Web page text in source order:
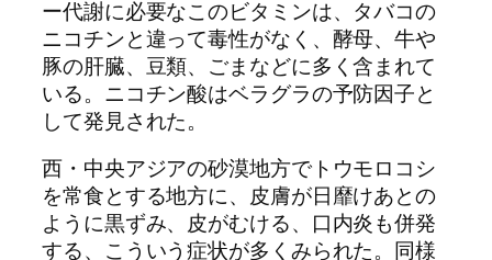
ー代謝に必要なこのビタミンは、タバコの
ニコチンと違って毒性がなく、酵母、牛や
豚の肝臓、豆類、ごまなどに多く含まれて
いる。ニコチン酸はベラグラの予防因子と
して発見された。
西・中央アジアの砂漠地方でトウモロコシ
を常食とする地方に、皮膚が日靡けあとの
ように黒ずみ、皮がむける、口内炎も併発
する、こういう症状が多くみられた。同様